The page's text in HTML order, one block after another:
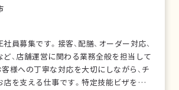
員募集です。接客、配膳、オーダー対応、
、店舗運営に関わる業務全般を担当して
様への丁寧な対応を大切にしながら、チ
を支える仕事です。特定技能ビザをお持